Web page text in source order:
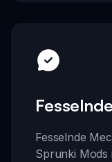
Fesselnde
Sprunki Mods